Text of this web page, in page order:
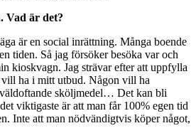
Vad är det?
är en social inrättning. Många boende
tiden. Så jag försöker besöka var och
kioskvagn. Jag strävar efter att uppfylla
vill ha i mitt utbud. Någon vill ha
sköljmedel… Det kan bli
viktigaste är att man får 100% egen tid
Inte att man nödvändigtvis köper något,